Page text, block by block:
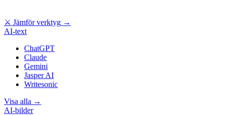
⚔ Jämför verktyg →
AI-text
ChatGPT
Claude
Gemini
Jasper AI
Writesonic
Visa alla →
AI-bilder